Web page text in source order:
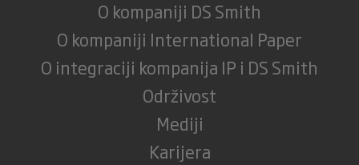
O kompaniji DS Smith
O kompaniji International Paper
O integraciji kompanija IP i DS Smith
Održivost
Mediji
Karijera